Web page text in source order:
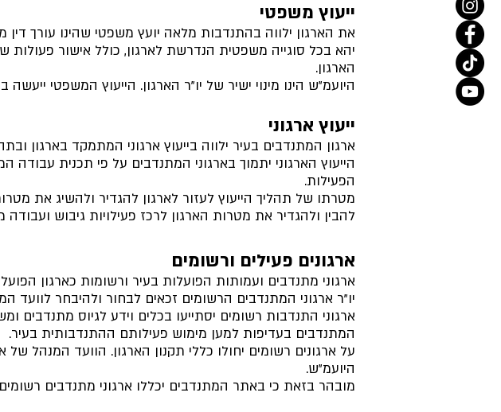
ייעוץ משפטי
את הארגון ילווה בהתנדבות מלאה יועץ משפטי שהינו עורך
יהא בכל סוגייה משפטית הנדרשת לארגון, כולל אישור
הארגון.
היועמ"ש הינו מינוי ישיר של יו"ר הארגון. הייעוץ המשפטי
ייעוץ ארגוני
ארגון המתנדבים בעיר ילווה בייעוץ ארגוני המתמקד בארגון
הייעוץ הארגוני יתמוך בארגוני המתנדבים על פי תכנית
הפעילות.
מטרתו של תהליך הייעוץ לעזור לארגון להגדיר ולהשיג את
להבין ולהגדיר את מטרות הארגון לרכז פעילויות גיבוש ועבודה
ארגונים פעילים ורשומים
ארגוני מתנדבים ועמותות הפועלות בעיר ורשומות כארגון
יו"ר ארגוני המתנדבים הרשומים זכאים לבחור ולהיבחר לוועד
ארגוני התנדבות רשומים יסתייעו בכלים וידע לגיוס מתנדבים
המתנדבים בעדיפות למען מימוש פעילותם ההתנדבותית בעיר.
על ארגונים רשומים יחולו כללי תקנון הארגון. הוועד המנהל
היועמ"ש.
מובהר בזאת כי באתר המתנדבים יכללו ארגוני מתנדבים